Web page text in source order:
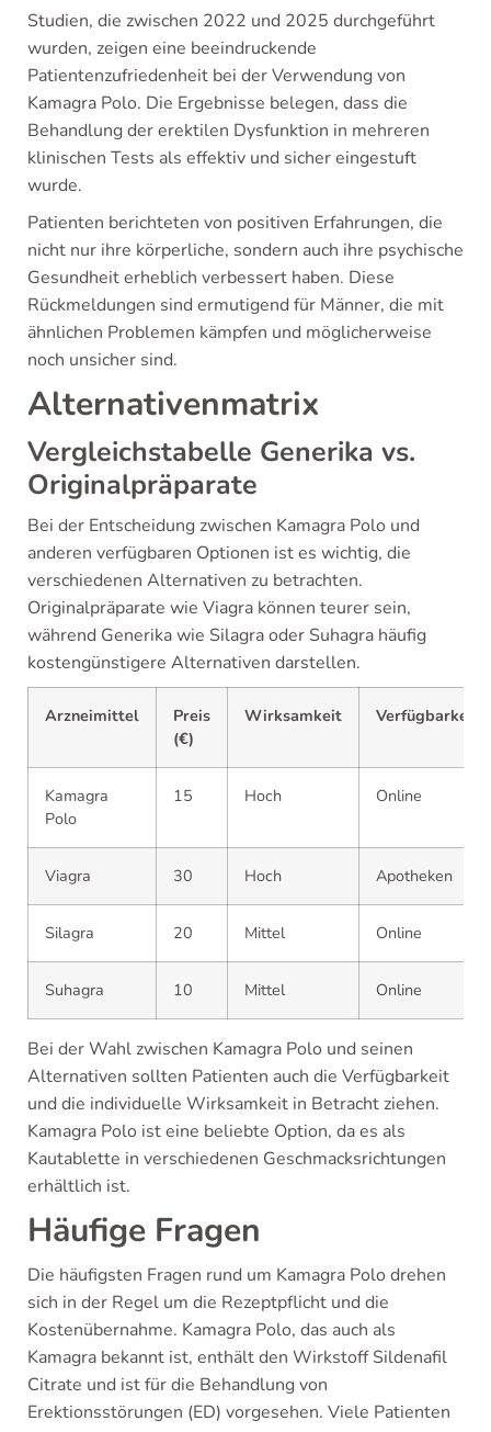
Studien, die zwischen 2022 und 2025 durchgeführt
wurden, zeigen eine beeindruckende
Patientenzufriedenheit bei der Verwendung von
Kamagra Polo. Die Ergebnisse belegen, dass die
Behandlung der erektilen Dysfunktion in mehreren
klinischen Tests als effektiv und sicher eingestuft
wurde.
Patienten berichteten von positiven Erfahrungen, die
nicht nur ihre körperliche, sondern auch ihre psychische
Gesundheit erheblich verbessert haben. Diese
Rückmeldungen sind ermutigend für Männer, die mit
ähnlichen Problemen kämpfen und möglicherweise
noch unsicher sind.
Alternativenmatrix
Vergleichstabelle Generika vs.
Originalpräparate
Bei der Entscheidung zwischen Kamagra Polo und
anderen verfügbaren Optionen ist es wichtig, die
verschiedenen Alternativen zu betrachten.
Originalpräparate wie Viagra können teurer sein,
während Generika wie Silagra oder Suhagra häufig
kostengünstigere Alternativen darstellen.
Arzneimittel
Preis
(€)
Wirksamkeit Verfügbarkeit
Kamagra
Polo
15 Hoch Online
Viagra 30 Hoch Apotheken
Silagra 20 Mittel Online
Suhagra 10 Mittel Online
Bei der Wahl zwischen Kamagra Polo und seinen
Alternativen sollten Patienten auch die Verfügbarkeit
und die individuelle Wirksamkeit in Betracht ziehen.
Kamagra Polo ist eine beliebte Option, da es als
Kautablette in verschiedenen Geschmacksrichtungen
erhältlich ist.
Häufige Fragen
Die häufigsten Fragen rund um Kamagra Polo drehen
sich in der Regel um die Rezeptpflicht und die
Kostenübernahme. Kamagra Polo, das auch als
Kamagra bekannt ist, enthält den Wirkstoff Sildenafil
Citrate und ist für die Behandlung von
Erektionsstörungen (ED) vorgesehen. Viele Patienten